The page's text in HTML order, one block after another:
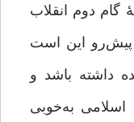
گام دوم انقلاب
پیش‌رو این است
داشته باشد و
اسلامی به‌خوبی